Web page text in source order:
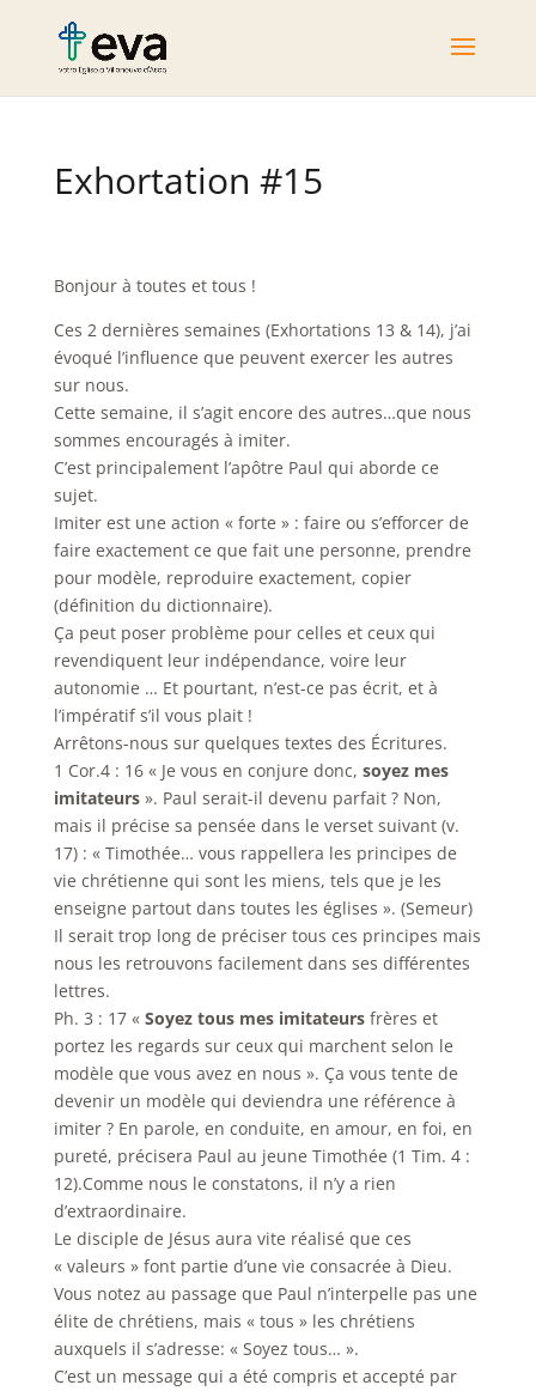
Exhortation #15
Bonjour à toutes et tous !
Ces 2 dernières semaines (Exhortations 13 & 14), j’ai
évoqué l’influence que peuvent exercer les autres
sur nous.
Cette semaine, il s’agit encore des autres…que nous
sommes encouragés à imiter.
C’est principalement l’apôtre Paul qui aborde ce
sujet.
Imiter est une action « forte » : faire ou s’efforcer de
faire exactement ce que fait une personne, prendre
pour modèle, reproduire exactement, copier
(définition du dictionnaire).
Ça peut poser problème pour celles et ceux qui
revendiquent leur indépendance, voire leur
autonomie … Et pourtant, n’est-ce pas écrit, et à
l’impératif s’il vous plait !
Arrêtons-nous sur quelques textes des Écritures.
1 Cor.4 : 16 « Je vous en conjure donc, soyez mes
imitateurs». Paul serait-il devenu parfait ? Non,
mais il précise sa pensée dans le verset suivant (v.
17) : « Timothée… vous rappellera les principes de
vie chrétienne qui sont les miens, tels que je les
enseigne partout dans toutes les églises ». (Semeur)
Il serait trop long de préciser tous ces principes mais
nous les retrouvons facilement dans ses différentes
lettres.
Ph. 3 : 17 « Soyez tous mes imitateursfrères et
portez les regards sur ceux qui marchent selon le
modèle que vous avez en nous ». Ça vous tente de
devenir un modèle qui deviendra une référence à
imiter ? En parole, en conduite, en amour, en foi, en
pureté, précisera Paul au jeune Timothée (1 Tim. 4 :
12).Comme nous le constatons, il n’y a rien
d’extraordinaire.
Le disciple de Jésus aura vite réalisé que ces
« valeurs » font partie d’une vie consacrée à Dieu.
Vous notez au passage que Paul n’interpelle pas une
élite de chrétiens, mais « tous » les chrétiens
auxquels il s’adresse: « Soyez tous… ».
C’est un message qui a été compris et accepté par